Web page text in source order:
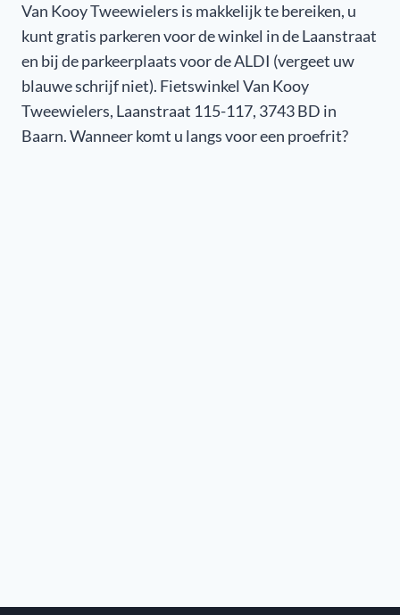
Van Kooy Tweewielers is makkelijk te bereiken, u
kunt gratis parkeren voor de winkel in de Laanstraat
en bij de parkeerplaats voor de ALDI (vergeet uw
blauwe schrijf niet). Fietswinkel Van Kooy
Tweewielers, Laanstraat 115-117, 3743 BD in
Baarn. Wanneer komt u langs voor een proefrit?